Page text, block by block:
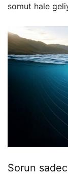
somut hale
Sorun